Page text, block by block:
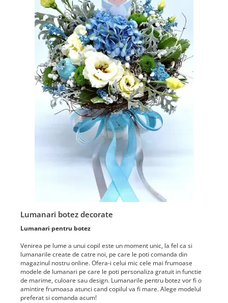
Lumanari botez decorate
Lumanari pentru botez
Venirea pe lume a unui copil este un moment unic, la fel ca si
lumanarile create de catre noi, pe care le poti comanda din
magazinul nostru online. Ofera-i celui mic cele mai frumoase
modele de lumanari pe care le poti personaliza gratuit in functie
de marime, culoare sau design. Lumanarile pentru botez vor fi o
amintire frumoasa atunci cand copilul va fi mare. Alege modelul
preferat si comanda acum!